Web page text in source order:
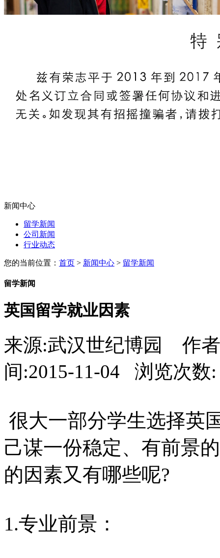
新闻中心
留学新闻
公司新闻
行业动态
您的当前位置： 首页 > 新闻中心 > 留学新闻
留学新闻
英国留学就业因素
来源:武汉世纪博园 作
间:2015-11-04 浏览次数:
很大一部分学生选择英
己谋一份稳定、有前景
的因素又有哪些呢?
1.专业前景：